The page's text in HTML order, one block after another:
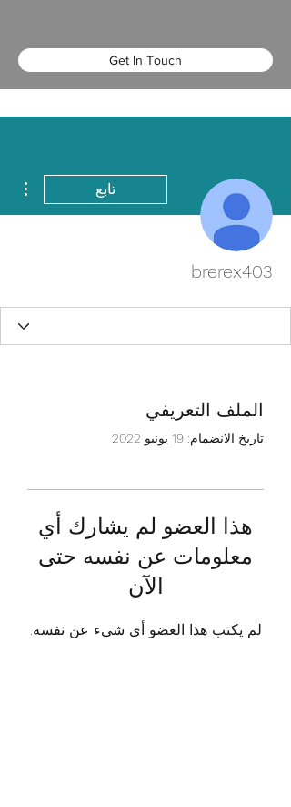
Get In Touch
تابع
brerex403
الملف التعريفي
تاريخ الانضمام: 19 يونيو 2022
هذا العضو لم يشارك أي
معلومات عن نفسه حتى
الآن
لم يكتب هذا العضو أي شيء عن نفسه.